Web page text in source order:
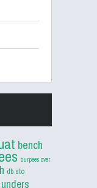
bench
burpees over
db sto